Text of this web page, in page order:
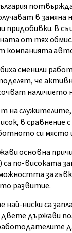
в замяна
придобивки. В
от тях
компанията
сменили
че
наличието
на
в
си място и
основна
по-високата
за
развитие.
ниски са
държави